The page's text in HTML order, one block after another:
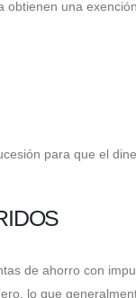
obtienen una
para que el
de ahorro con
lo que